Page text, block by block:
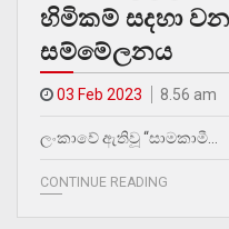
හිමිකම් සදහා
සම්මේලනය
03 Feb 2023 8.56 am
ලංකාවේ ඇතිවූ “සාමකාමී…
CONTINUE READING